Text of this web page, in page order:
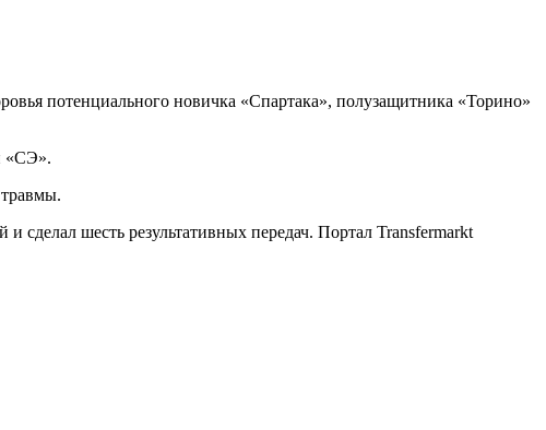
потенциального новичка «Спартака», полузащитника «Торино»
«СЭ».
сделал шесть результативных передач. Портал Transfermarkt